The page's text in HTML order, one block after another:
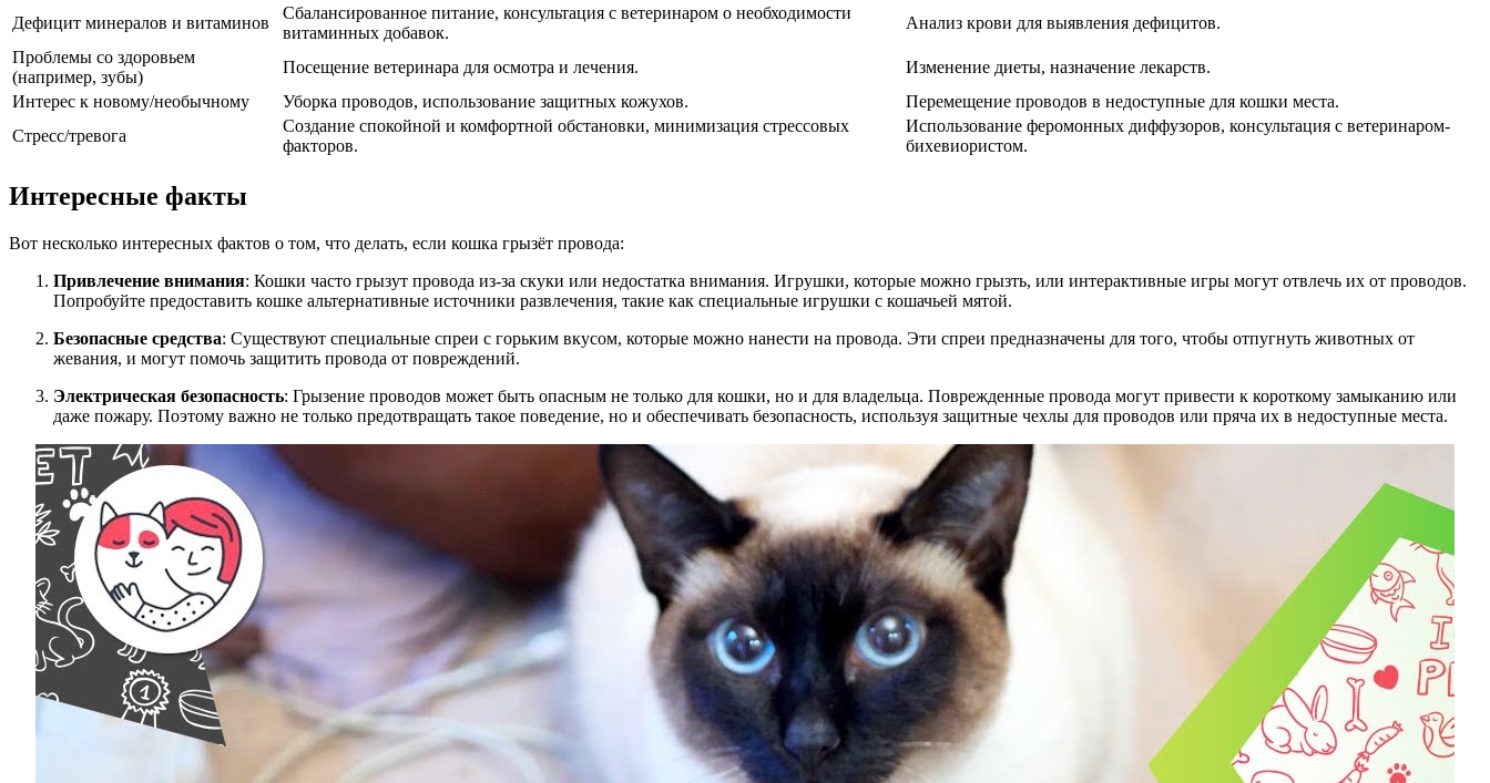
Дефицит минералов и витаминов
Сбалансированное питание, консультация с ветеринаром о необходимости
витаминных добавок.
Анализ крови для выявления дефицитов.
Проблемы со здоровьем
(например, зубы)
Посещение ветеринара для осмотра и лечения.
Изменение диеты, назначение лекарств.
Интерес к новому/необычному
Уборка проводов, использование защитных кожухов.
Перемещение проводов в недоступные для кошки места.
Стресс/тревога
Создание спокойной и комфортной обстановки, минимизация стрессовых
факторов.
Использование феромонных диффузоров, консультация с ветеринаром-
бихевиористом.
Интересные факты
Вот несколько интересных фактов о том, что делать, если кошка грызёт провода:
Привлечение внимания: Кошки часто грызут провода из-за скуки или недостатка внимания. Игрушки, которые можно грызть, или интерактивные игры могут отвлечь их от проводов.
Попробуйте предоставить кошке альтернативные источники развлечения, такие как специальные игрушки с кошачьей мятой.
Безопасные средства: Существуют специальные спреи с горьким вкусом, которые можно нанести на провода. Эти спреи предназначены для того, чтобы отпугнуть животных от
жевания, и могут помочь защитить провода от повреждений.
Электрическая безопасность: Грызение проводов может быть опасным не только для кошки, но и для владельца. Поврежденные провода могут привести к короткому замыканию или
даже пожару. Поэтому важно не только предотвращать такое поведение, но и обеспечивать безопасность, используя защитные чехлы для проводов или пряча их в недоступные места.